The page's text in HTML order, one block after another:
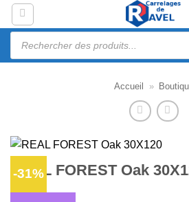
Passer
contenu
Recherche
Accueil »
-31%
REAL FOREST Oak